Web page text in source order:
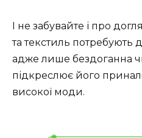
І не забувайте і про
та текстиль потребують
адже лише бездоганна
підкреслює його
високої моди.